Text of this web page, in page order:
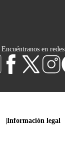
Encuéntranos en redes
Información legal